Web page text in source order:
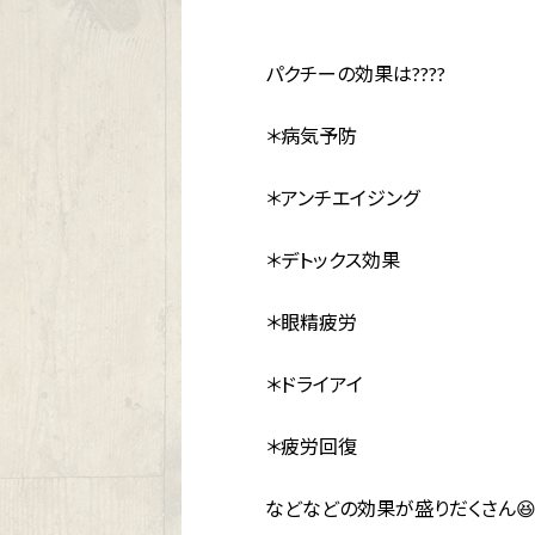
パクチーの効果は????
＊病気予防
＊アンチエイジング
＊デトックス効果
＊眼精疲労
＊ドライアイ
＊疲労回復
などなどの効果が盛りだくさん